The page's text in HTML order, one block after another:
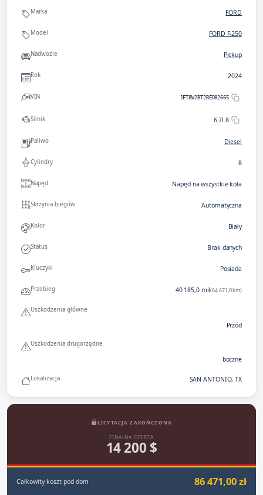
Marka FORD
Model FORD F-250
Nadwozie Pickup
Rok 2024
VIN 1FT8W2BT2RED82665
Silnik 6.7l 8
Paliwo Diesel
Cylindry 8
Napęd Napęd na wszystkie koła
Skrzynia biegów Automatyczna
Kolor Biały
Status Brak danych
Kluczyki Posiada
Przebieg 40 185,0 mil(64 671,0 km)
Uszkodzenia główne
Przód
Uszkodzenia drugorzędne
boczne
Lokalizacja SAN ANTONIO, TX
LICYTACJA ZAKOŃCZONA
FINALNA OFERTA
14 200 $
Całkowity koszt pod dom 86 471,00 zł